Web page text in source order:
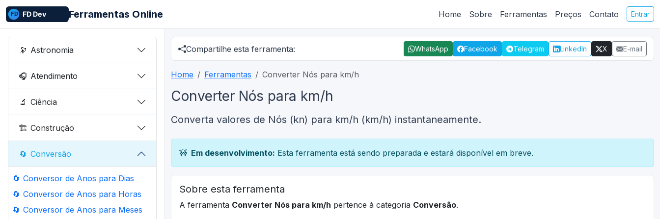
Ferramentas Online Home Sobre Ferramentas Preços Contato Entrar
🔭 Astronomia
🎧 Atendimento
🔬 Ciência
🏗️ Construção
🔄 Conversão
🔄 Conversor de Anos para Dias
🔄 Conversor de Anos para Horas
🔄 Conversor de Anos para Meses
Compartilhe esta ferramenta: WhatsApp Facebook Telegram LinkedIn X E-mail
Home Ferramentas Converter Nós para km/h
Converter Nós para km/h
Converta valores de Nós (kn) para km/h (km/h) instantaneamente.
🚧 Em desenvolvimento: Esta ferramenta está sendo preparada e estará disponível em breve.
Sobre esta ferramenta
A ferramenta Converter Nós para km/h pertence à categoria Conversão.